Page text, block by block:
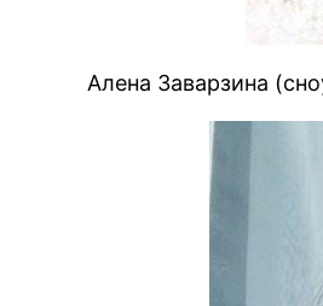
Алена Заварзина